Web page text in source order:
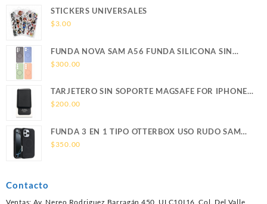
STICKERS UNIVERSALES
$3.00
FUNDA NOVA SAM A56 FUNDA SILICONA SIN
SOPORTE MAGNETICO SAMSUNG
$300.00
TARJETERO SIN SOPORTE MAGSAFE FOR IPHONE
LEATHER WALLET MAGSAFE
$200.00
FUNDA 3 EN 1 TIPO OTTERBOX USO RUDO SAM
S26 ULTRA SAMSUNG S26 ULTRA
$350.00
Contacto
Ventas: Av. Nereo Rodriguez Barragán 450, ULC10I16, Col. Del Valle,